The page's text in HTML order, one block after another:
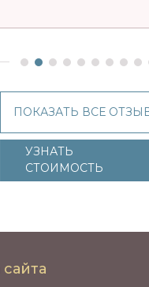
ПОКАЗАТЬ ВСЕ
УЗНАТЬ
СТОИМОСТЬ